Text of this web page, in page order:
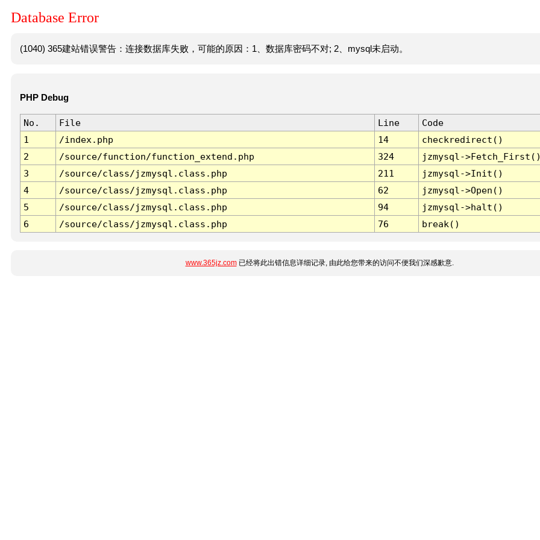
Database Error
(1040) 365建站错误警告：连接数据库失败，可能的原因：1、数据库密码不对; 2、mysql未启动。
PHP Debug
No. File Line
Code
1
/index.php 14
checkredirect()
2
/source/function/function_extend.php 324
jzmysql-
3
/source/class/jzmysql.class.php 211
jzmysql->Init()
4
/source/class/jzmysql.class.php 62
jzmysql->Open()
5
/source/class/jzmysql.class.php 94
jzmysql->halt()
6
/source/class/jzmysql.class.php 76 break()
www.365jz.com已经将此出错信息详细记录, 由此给您带来的访问不便我们深感歉意.